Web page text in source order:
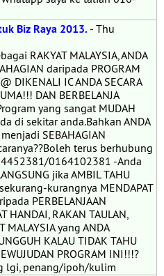
Biz Raya 2013. - Thu
RAKYAT MALAYSIA, ANDA
daripada PROGRAM
DIKENALI IC ANDA SECARA
DAN BERBELANJA
yang sangat MUDAH
di sekitar anda.Bahkan ANDA
SEBAHAGIAN
terus berhubung
0164102381 -Anda
jika AMBIL TAHU
kurangnya MENDAPAT
PERBELANJAAN
HANDAI, RAKAN TAULAN,
MALAYSIA yang ANDA
KALAU TIDAK TAHU
PROGRAM INI!!!?
lgi, penang/ipoh/kulim